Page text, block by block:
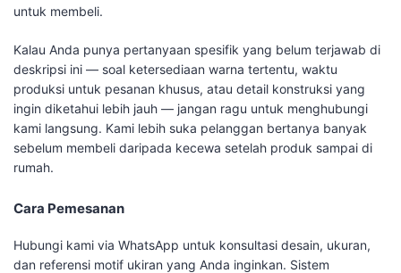
untuk membeli.
Kalau Anda punya pertanyaan spesifik yang belum terjawab di
deskripsi ini — soal ketersediaan warna tertentu, waktu
produksi untuk pesanan khusus, atau detail konstruksi yang
ingin diketahui lebih jauh — jangan ragu untuk menghubungi
kami langsung. Kami lebih suka pelanggan bertanya banyak
sebelum membeli daripada kecewa setelah produk sampai di
rumah.
Cara Pemesanan
Hubungi kami via WhatsApp untuk konsultasi desain, ukuran,
dan referensi motif ukiran yang Anda inginkan. Sistem